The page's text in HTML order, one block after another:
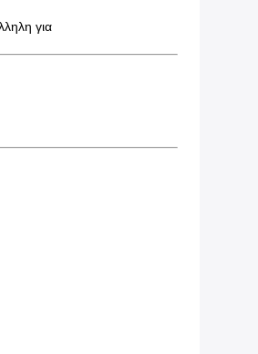
για